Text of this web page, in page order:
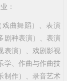
：
曲舞蹈）、表演
剧种表演）、表演
表演）、戏剧影视
学、作曲与作曲技
制作）、录音艺术